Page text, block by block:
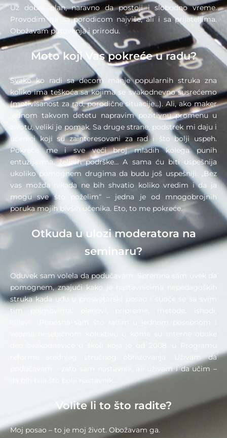
Uz dobar plan, naravno da postoji i slobodno vreme.
Provodim ga sa porodicom najviše, ali i sa prijateljima.
Obožavam putovanja i prirodu.
Moto koji Vas pokreće u radu?
Svako ko radi sa decom manje popularnih struka zna
koliko ima teškoća sa kojima se svakodnevno susrećemo
(motivisanost za rad, porodične situacije…). Ali, ako maker
jednom takvom detetu napravim pozitivnu promenu u
životu, veliki je pomak. Sa druge strane, podstrek mi daju i
učenici koji su zainteresovani za rad i što bolji uspeh.
Pokreće me i sve veći broj mladih kolega punih
entuzijazma, željnih podrške… A sama ću biti uspešnija
ukoliko pomognem drugima da budu još uspešniji. „Bez
vas možda nikada ne bih shvatio koliko vredim i da ja
mogu sve što poželim“ – jedna je od mnogobrojnih
poruka mojih bivših učenika. Eto, to me pokreće.
Otkuda u ulozi moderatora na
seminaru?
Oduvek sam volela da podučavam. Spremna sam uvek da
pomognem, znajući kako je nastavnicima nepedagoških
struka kada uđu u prosvetarski posao i suoče se sa svim
tim pojmovima: planovi, pripreme, metode, ishodi,
veoma nesebičnom kolektivu u kome su interne obuke
deo svakodnevice u školi koja je od 2008. u Programu
reforme srednjeg stručnog obrazovanja. Uživam da
podučavam – zato sam nastavnik, ali uživam i da učim –
Volite li to što radite?
Moj posao – to je moj život. Obožavam ga.